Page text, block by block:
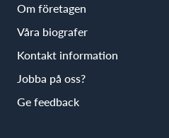
Om företagen
Våra biografer
Kontakt information
Jobba på oss?
Ge feedback